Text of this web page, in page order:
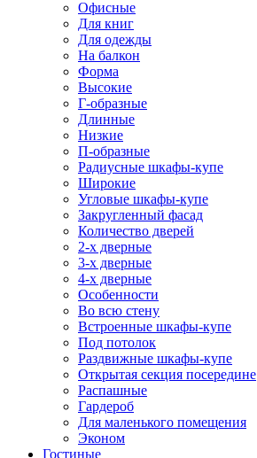
Офисные
Для книг
Для одежды
На балкон
Форма
Высокие
Г-образные
Длинные
Низкие
П-образные
Радиусные шкафы-купе
Широкие
Угловые шкафы-купе
Закругленный фасад
Количество дверей
2-х дверные
3-х дверные
4-х дверные
Особенности
Во всю стену
Встроенные шкафы-купе
Под потолок
Раздвижные шкафы-купе
Открытая секция посередине
Распашные
Гардероб
Для маленького помещения
Эконом
Гостиные